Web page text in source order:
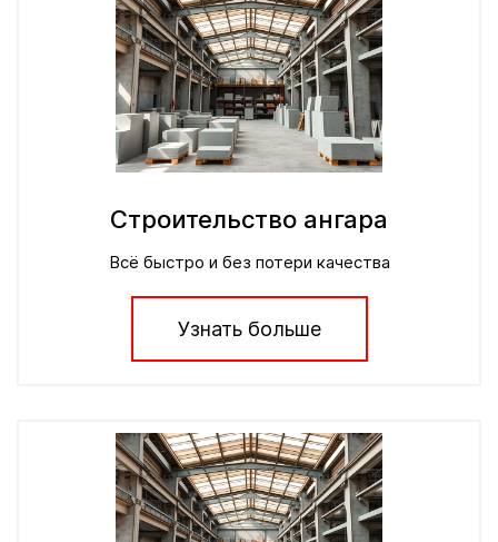
Строительство ангара
Всё быстро и без потери качества
Узнать больше